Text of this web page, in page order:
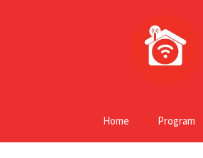
Home Program